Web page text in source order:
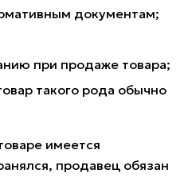
документам;
при продаже товара;
такого рода обычно
имеется
продавец обязан